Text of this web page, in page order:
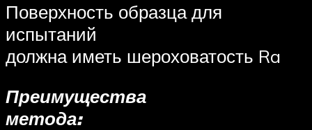
Поверхность образца для
испытаний
должна иметь шероховатость Ra
Преимущества
метода: